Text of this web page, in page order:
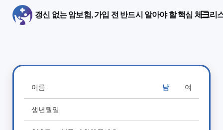
갱신 없는 암보험, 가입 전 반드시 알아야 할 핵심 체크리
남 여